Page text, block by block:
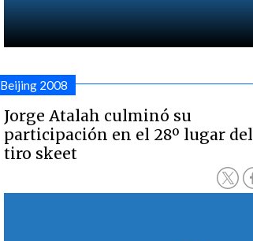
Beijing 2008
Jorge Atalah culminó su
participación en el 28º lugar del
tiro skeet